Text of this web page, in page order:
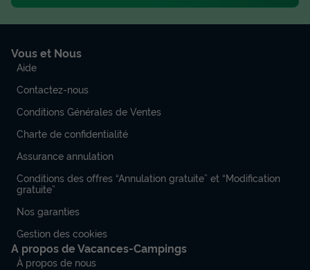
Vous et Nous
Aide
Contactez-nous
Conditions Générales de Ventes
Charte de confidentialité
Assurance annulation
Conditions des offres “Annulation gratuite” et “Modification
gratuite”
Nos garanties
Gestion des cookies
A propos de Vacances-Campings
À propos de nous